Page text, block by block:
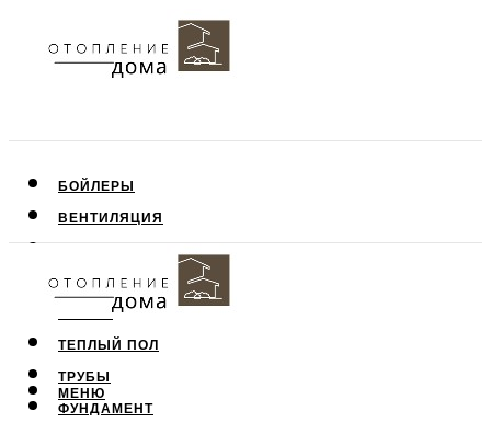
БОЙЛЕРЫ
ВЕНТИЛЯЦИЯ
ПОТОЛОК
СТЕНЫ
ТЕПЛЫЙ ПОЛ
ТРУБЫ
ФУНДАМЕНТ
МЕНЮ